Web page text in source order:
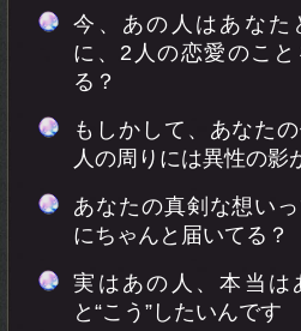
今、あの人はあなた
に、2人の恋愛のこ
る？
もしかして、あなた
人の周りには異性の影
あなたの真剣な想い
にちゃんと届いてる？
実はあの人、本当は
と“こう”したいんです